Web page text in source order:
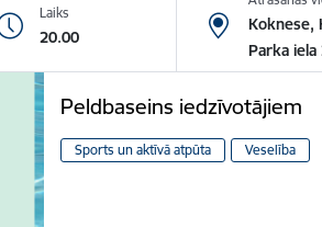
Laiks
20.00
Koknese,
Parka iela
Peldbaseins iedzīvotājiem
Sports un aktīvā atpūta Veselība